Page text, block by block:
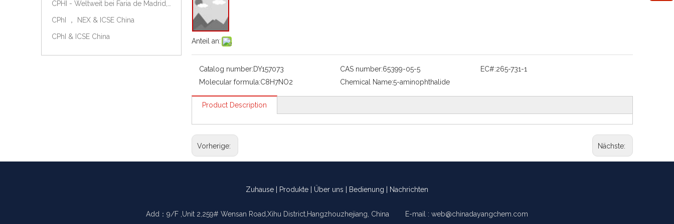
CPhI ， NEX & ICSE China
CPhI & ICSE China
Anteil an:
Catalog number:DY157073 CAS number:65399-05-5 EC#:265-731-1
Molecular formula:C8H7NO2 Chemical Name:5-aminophthalide
Product Description
Vorherige: Nächste:
Zuhause Produkte Über uns Bedienung Nachrichten
Add：9/F ,Unit 2,259# Wensan Road,Xihu District,Hangzhouzhejiang, China E-mail : web@chinadayangchem.com